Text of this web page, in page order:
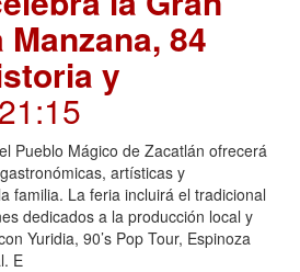
84
y
Pueblo Mágico de Zacatlán ofrecerá
artísticas y
familia. La feria incluirá el tradicional
dedicados a la producción local y
Yuridia, 90’s Pop Tour, Espinoza
E